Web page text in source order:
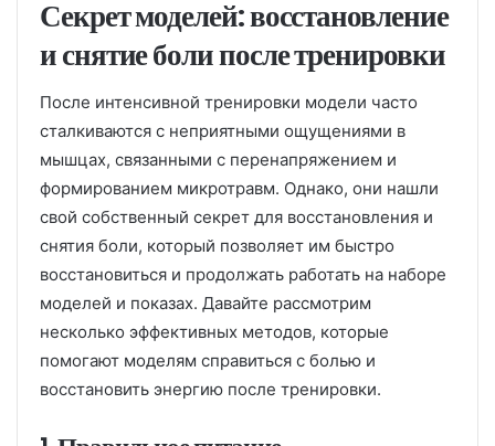
Секрет моделей: восстановление
и снятие боли после тренировки
После интенсивной тренировки модели часто
сталкиваются с неприятными ощущениями в
мышцах, связанными с перенапряжением и
формированием микротравм. Однако, они нашли
свой собственный секрет для восстановления и
снятия боли, который позволяет им быстро
восстановиться и продолжать работать на наборе
моделей и показах. Давайте рассмотрим
несколько эффективных методов, которые
помогают моделям справиться с болью и
восстановить энергию после тренировки.